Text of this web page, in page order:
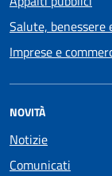
Salute, benessere
Imprese e
NOVITÀ
Notizie
Comunicati